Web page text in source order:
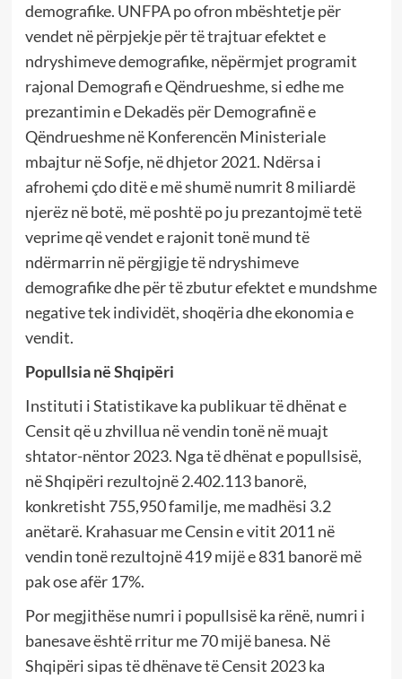
demografike. UNFPA po ofron mbështetje për
vendet në përpjekje për të trajtuar efektet e
ndryshimeve demografike, nëpërmjet programit
rajonal Demografi e Qëndrueshme, si edhe me
prezantimin e Dekadës për Demografinë e
Qëndrueshme në Konferencën Ministeriale
mbajtur në Sofje, në dhjetor 2021. Ndërsa i
afrohemi çdo ditë e më shumë numrit 8 miliardë
njerëz në botë, më poshtë po ju prezantojmë tetë
veprime që vendet e rajonit tonë mund të
ndërmarrin në përgjigje të ndryshimeve
demografike dhe për të zbutur efektet e mundshme
negative tek individët, shoqëria dhe ekonomia e
vendit.
Popullsia në Shqipëri
Instituti i Statistikave ka publikuar të dhënat e
Censit që u zhvillua në vendin tonë në muajt
shtator-nëntor 2023. Nga të dhënat e popullsisë,
në Shqipëri rezultojnë 2.402.113 banorë,
konkretisht 755,950 familje, me madhësi 3.2
anëtarë. Krahasuar me Censin e vitit 2011 në
vendin tonë rezultojnë 419 mijë e 831 banorë më
pak ose afër 17%.
Por megjithëse numri i popullsisë ka rënë, numri i
banesave është rritur me 70 mijë banesa. Në
Shqipëri sipas të dhënave të Censit 2023 ka